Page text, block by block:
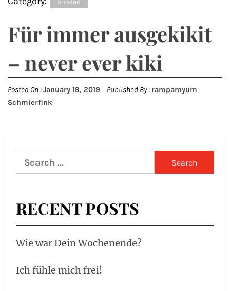
x-rated
Für immer ausgekikit
– never ever kiki
Posted On :January 19, 2019 Published By : rampamyum
Schmierfink
Search
for:
RECENT POSTS
Wie war Dein Wochenende?
Ich fühle mich frei!